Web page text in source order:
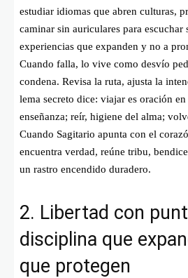
estudiar idiomas que abren culturas,
caminar sin auriculares para escuchar
experiencias que expanden y no a
Cuando falla, lo vive como desvío
condena. Revisa la ruta, ajusta la
lema secreto dice: viajar es oración
enseñanza; reír, higiene del alma;
Cuando Sagitario apunta con el
encuentra verdad, reúne tribu,
un rastro encendido duradero.
2. Libertad con
disciplina que
que protegen